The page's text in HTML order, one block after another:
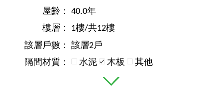
屋齡：
40.0年
樓層：
1樓/共12樓
該層戶數：
該層2戶
隔間材質：
水泥 木板 其他